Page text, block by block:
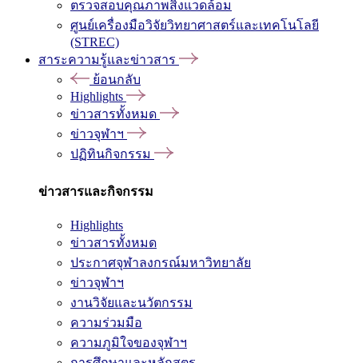
ตรวจสอบคุณภาพสิ่งแวดล้อม
ศูนย์เครื่องมือวิจัยวิทยาศาสตร์และเทคโนโลยี
(STREC)
สาระความรู้และข่าวสาร
ย้อนกลับ
Highlights
ข่าวสารทั้งหมด
ข่าวจุฬาฯ
ปฏิทินกิจกรรม
ข่าวสารและกิจกรรม
Highlights
ข่าวสารทั้งหมด
ประกาศจุฬาลงกรณ์มหาวิทยาลัย
ข่าวจุฬาฯ
งานวิจัยและนวัตกรรม
ความร่วมมือ
ความภูมิใจของจุฬาฯ